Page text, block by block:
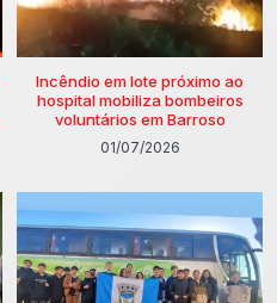
Incêndio em lote próximo ao
hospital mobiliza bombeiros
voluntários em Barroso
01/07/2026